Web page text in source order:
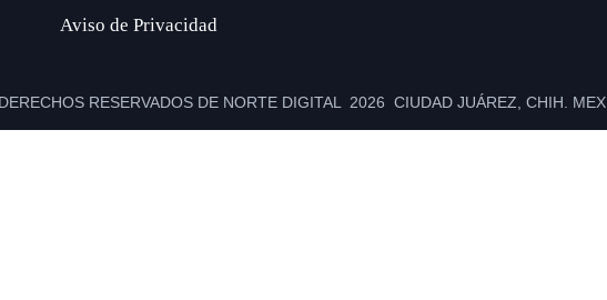
Aviso de Privacidad
RESERVADOS DE NORTE DIGITAL 2026 CIUDAD JUÁREZ, CHIH. MEX.